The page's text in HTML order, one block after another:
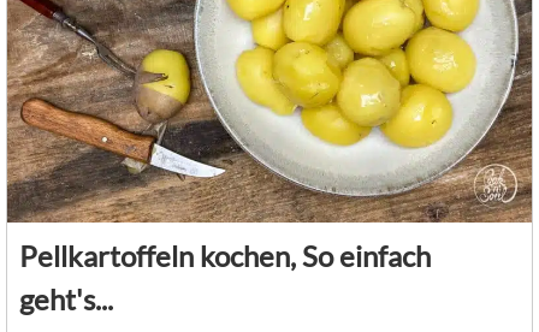
Pellkartoffeln kochen, So einfach
geht's...